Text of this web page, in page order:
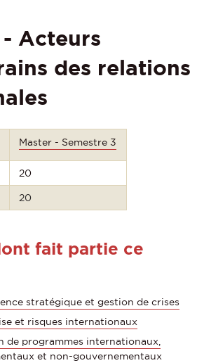
Acteurs
des relations
Master - Semestre 3
20
20
fait partie ce
stratégique et gestion de crises
et risques internationaux
de programmes internationaux,
et non-gouvernementaux